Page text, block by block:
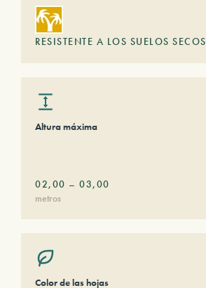
RESISTENTE A LOS SUELOS SECOS
Altura máxima
02,00 – 03,00
metros
Color de las hojas